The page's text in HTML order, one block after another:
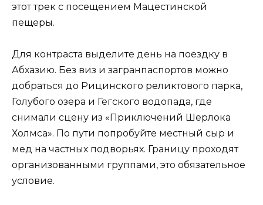
этот трек с посещением Мацестинской
пещеры.
Для контраста выделите день на поездку в
Абхазию. Без виз и загранпаспортов можно
добраться до Рицинского реликтового парка,
Голубого озера и Гегского водопада, где
снимали сцену из «Приключений Шерлока
Холмса». По пути попробуйте местный сыр и
мед на частных подворьях. Границу проходят
организованными группами, это обязательное
условие.